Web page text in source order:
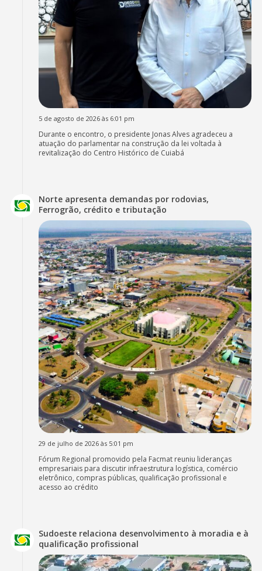
5 de agosto de 2026 às 6:01 pm
Durante o encontro, o presidente Jonas Alves agradeceu a
atuação do parlamentar na construção da lei voltada à
revitalização do Centro Histórico de Cuiabá
Norte apresenta demandas por rodovias,
Ferrogrão, crédito e tributação
29 de julho de 2026 às 5:01 pm
Fórum Regional promovido pela Facmat reuniu lideranças
empresariais para discutir infraestrutura logística, comércio
eletrônico, compras públicas, qualificação profissional e
acesso ao crédito
Sudoeste relaciona desenvolvimento à moradia e à
qualificação profissional